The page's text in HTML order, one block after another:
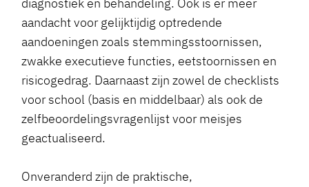
diagnostiek en behandeling. Ook is er meer
aandacht voor gelijktijdig optredende
aandoeningen zoals stemmingsstoornissen,
zwakke executieve functies, eetstoornissen en
risicogedrag. Daarnaast zijn zowel de checklists
voor school (basis en middelbaar) als ook de
zelfbeoordelingsvragenlijst voor meisjes
geactualiseerd.
Onveranderd zijn de praktische,